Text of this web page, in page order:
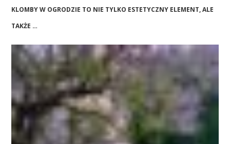
KLOMBY W OGRODZIE TO NIE TYLKO ESTETYCZNY ELEMENT, ALE
TAKŻE …